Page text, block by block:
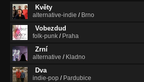
Květy
alternative-indie / Brno
Vobezdud
folk-punk / Praha
Zrní
alternative / Kladno
Dva
indie-pop / Pardubice